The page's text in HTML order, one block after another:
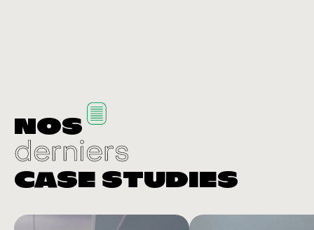
NOS
‍derniers
CASE STUDIES